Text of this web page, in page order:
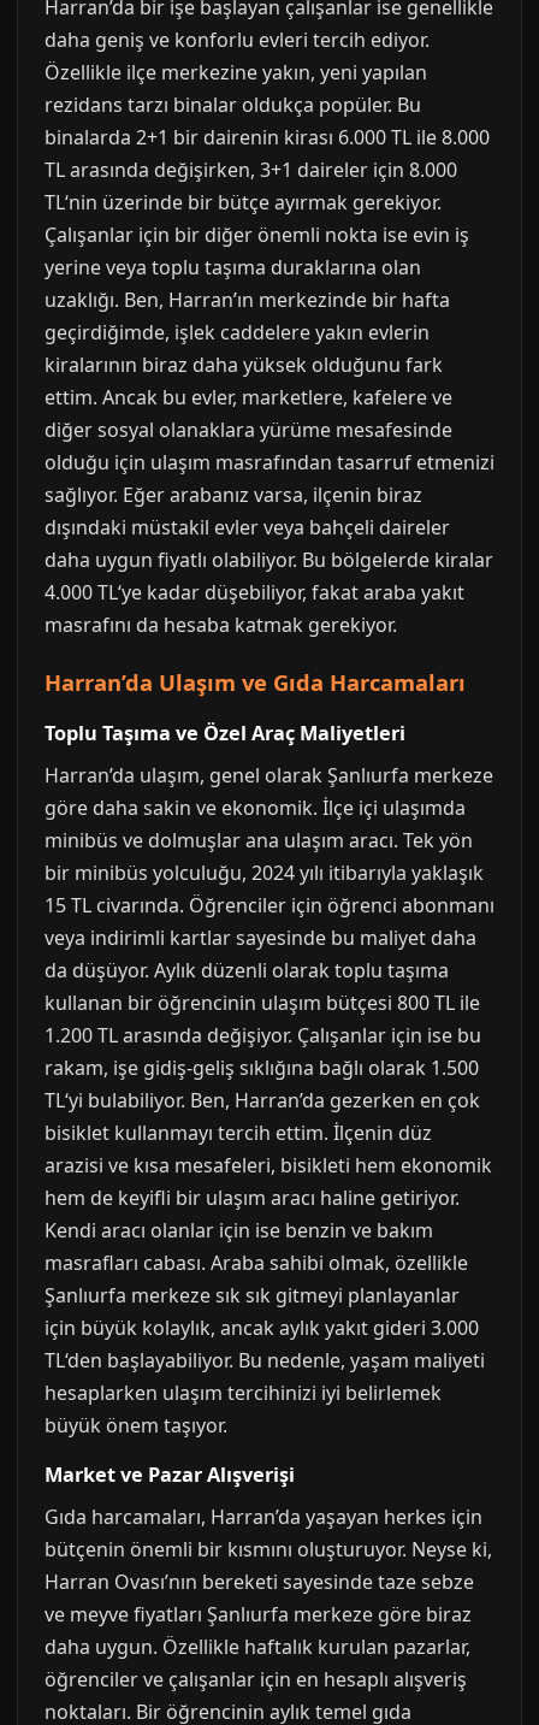
Harran’da bir işe başlayan çalışanlar ise genellikle
daha geniş ve konforlu evleri tercih ediyor.
Özellikle ilçe merkezine yakın, yeni yapılan
rezidans tarzı binalar oldukça popüler. Bu
binalarda 2+1 bir dairenin kirası 6.000 TL ile 8.000
TL arasında değişirken, 3+1 daireler için 8.000
TL‘nin üzerinde bir bütçe ayırmak gerekiyor.
Çalışanlar için bir diğer önemli nokta ise evin iş
yerine veya toplu taşıma duraklarına olan
uzaklığı. Ben, Harran’ın merkezinde bir hafta
geçirdiğimde, işlek caddelere yakın evlerin
kiralarının biraz daha yüksek olduğunu fark
ettim. Ancak bu evler, marketlere, kafelere ve
diğer sosyal olanaklara yürüme mesafesinde
olduğu için ulaşım masrafından tasarruf etmenizi
sağlıyor. Eğer arabanız varsa, ilçenin biraz
dışındaki müstakil evler veya bahçeli daireler
daha uygun fiyatlı olabiliyor. Bu bölgelerde kiralar
4.000 TL‘ye kadar düşebiliyor, fakat araba yakıt
masrafını da hesaba katmak gerekiyor.
Harran’da Ulaşım ve Gıda Harcamaları
Toplu Taşıma ve Özel Araç Maliyetleri
Harran’da ulaşım, genel olarak Şanlıurfa merkeze
göre daha sakin ve ekonomik. İlçe içi ulaşımda
minibüs ve dolmuşlar ana ulaşım aracı. Tek yön
bir minibüs yolculuğu, 2024 yılı itibarıyla yaklaşık
15 TL civarında. Öğrenciler için öğrenci abonmanı
veya indirimli kartlar sayesinde bu maliyet daha
da düşüyor. Aylık düzenli olarak toplu taşıma
kullanan bir öğrencinin ulaşım bütçesi 800 TL ile
1.200 TL arasında değişiyor. Çalışanlar için ise bu
rakam, işe gidiş-geliş sıklığına bağlı olarak 1.500
TL‘yi bulabiliyor. Ben, Harran’da gezerken en çok
bisiklet kullanmayı tercih ettim. İlçenin düz
arazisi ve kısa mesafeleri, bisikleti hem ekonomik
hem de keyifli bir ulaşım aracı haline getiriyor.
Kendi aracı olanlar için ise benzin ve bakım
masrafları cabası. Araba sahibi olmak, özellikle
Şanlıurfa merkeze sık sık gitmeyi planlayanlar
için büyük kolaylık, ancak aylık yakıt gideri 3.000
TL‘den başlayabiliyor. Bu nedenle, yaşam maliyeti
hesaplarken ulaşım tercihinizi iyi belirlemek
büyük önem taşıyor.
Market ve Pazar Alışverişi
Gıda harcamaları, Harran’da yaşayan herkes için
bütçenin önemli bir kısmını oluşturuyor. Neyse ki,
Harran Ovası’nın bereketi sayesinde taze sebze
ve meyve fiyatları Şanlıurfa merkeze göre biraz
daha uygun. Özellikle haftalık kurulan pazarlar,
öğrenciler ve çalışanlar için en hesaplı alışveriş
noktaları. Bir öğrencinin aylık temel gıda